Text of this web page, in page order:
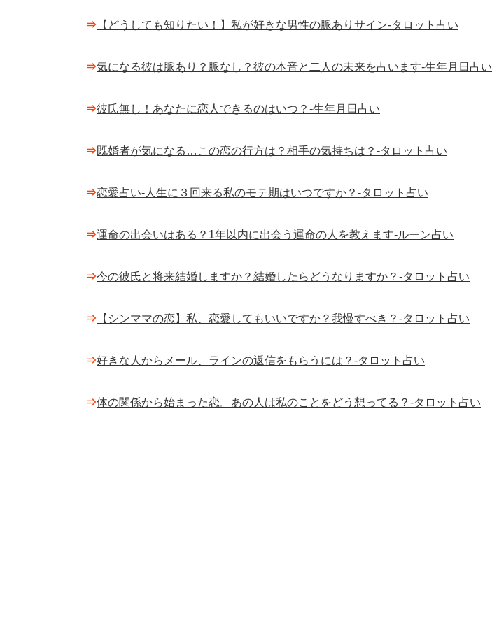
⇒ 【どうしても知りたい！】私が好きな男性の脈ありサイン-タロット占い
⇒気になる彼は脈あり？脈なし？彼の本音と二人の未来を占います-生年月日占い
⇒彼氏無し！あなたに恋人できるのはいつ？-生年月日占い
⇒既婚者が気になる…この恋の行方は？相手の気持ちは？-タロット占い
⇒恋愛占い-人生に３回来る私のモテ期はいつですか？-タロット占い
⇒運命の出会いはある？1年以内に出会う運命の人を教えます-ルーン占い
⇒今の彼氏と将来結婚しますか？結婚したらどうなりますか？-タロット占い
⇒ 【シンママの恋】私、恋愛してもいいですか？我慢すべき？-タロット占い
⇒好きな人からメール、ラインの返信をもらうには？-タロット占い
⇒体の関係から始まった恋。あの人は私のことをどう想ってる？-タロット占い